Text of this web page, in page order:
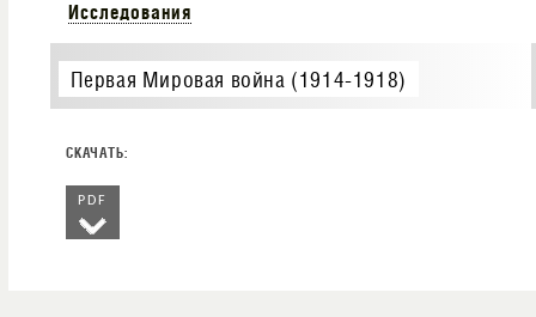
Исследования
Первая Мировая война (1914-1918)
PDF